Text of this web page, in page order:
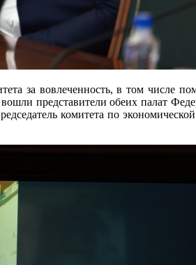
за вовлеченность, в том
представители обеих палат
комитета по